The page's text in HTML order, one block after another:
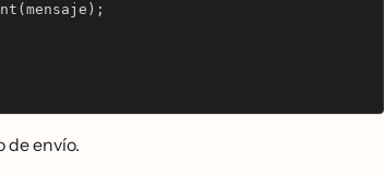
de envío.